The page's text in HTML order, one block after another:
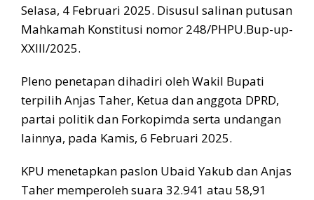
Selasa, 4 Februari 2025. Disusul salinan putusan
Mahkamah Konstitusi nomor 248/PHPU.Bup-up-
XXIII/2025.
Pleno penetapan dihadiri oleh Wakil Bupati
terpilih Anjas Taher, Ketua dan anggota DPRD,
partai politik dan Forkopimda serta undangan
lainnya, pada Kamis, 6 Februari 2025.
KPU menetapkan paslon Ubaid Yakub dan Anjas
Taher memperoleh suara 32.941 atau 58,91